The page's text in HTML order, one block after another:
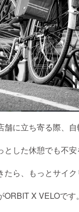
に立ち寄る際、自
した休憩でも不
ら、もっとサイ
X VELOです。